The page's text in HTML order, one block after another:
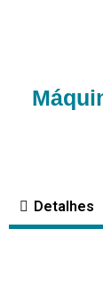
Detalhes